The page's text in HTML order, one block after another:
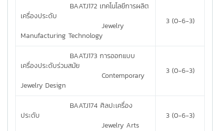
BAATJ172 เทคโนโลยีการผลิต
เครื่องประดับ
Jewelry
Manufacturing Technology
3 (0-6-3)
BAATJ173 การออกแบบ
เครื่องประดับร่วมสมัย
Contemporary
Jewelry Design
3 (0-6-3)
BAATJ174 ศิลปะเครื่อง
ประดับ
Jewelry Arts
3 (0-6-3)